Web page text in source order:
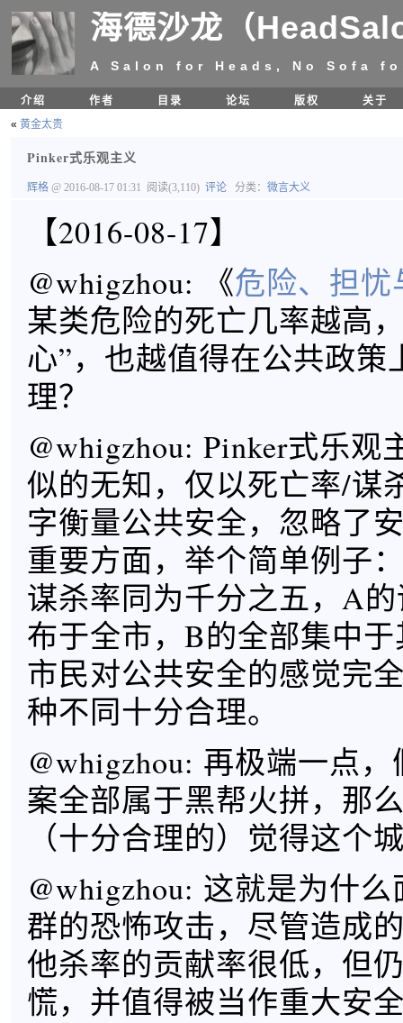
海德沙龙（
A Salon for Heads, No Sofa
介绍 作者 目录 论坛 版权
关于
« 黄金太贵
Pinker式乐观主义
辉格 @ 2016-08-17 01:31 阅读(3,110) 评论 分类： 微言大义
【2016-08-17】
@whigzhou: 《危险、担
某类危险的死亡几率越高
心”，也越值得在公共政策
理？
@whigzhou: Pinker式乐观
似的无知，仅以死亡率/谋
字衡量公共安全，忽略了
重要方面，举个简单例子
谋杀率同为千分之五，A
布于全市，B的全部集中
市民对公共安全的感觉完
种不同十分合理。
@whigzhou: 再极端一点
案全部属于黑帮火拼，那
（十分合理的）觉得这个
@whigzhou: 这就是为什
群的恐怖攻击，尽管造成
他杀率的贡献率很低，但
慌，并值得被当作重大安